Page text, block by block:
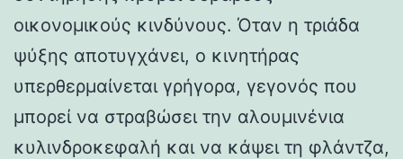
οικονομικούς κινδύνους. Όταν η τριάδα
ψύξης αποτυγχάνει, ο κινητήρας
υπερθερμαίνεται γρήγορα, γεγονός που
μπορεί να στραβώσει την αλουμινένια
κυλινδροκεφαλή και να κάψει τη φλάντζα,